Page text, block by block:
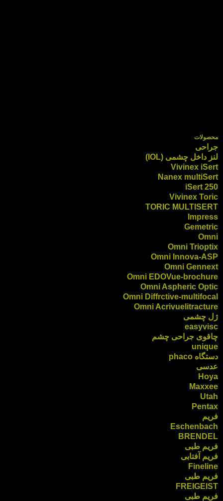
محصولات
جراحی
لنز داخل چشمی (IOL)
Vivinex iSert
Nanex multiSert
iSert 250
Vivinex Toric
TORIC MULTISERT
Impress
Gemetric
Omni
Omni Trioptix
Omni Innova-ASP
Omni Gennext
Omni EDOVue-brochure
Omni Aspheric Optic
Omni Diffrctive-multifocal
Omni Acrivuelitracture
ژل چشمی
easyvisc
چاقوی جراحی چشم
unique
دستگاه phaco
عدسی
Hoya
Maxxee
Utah
Pentax
فریم
Eschenbach
BRENDEL
فریم طبی
فریم آفتابی
Fineline
فریم طبی
FREIGEIST
فریم طبی